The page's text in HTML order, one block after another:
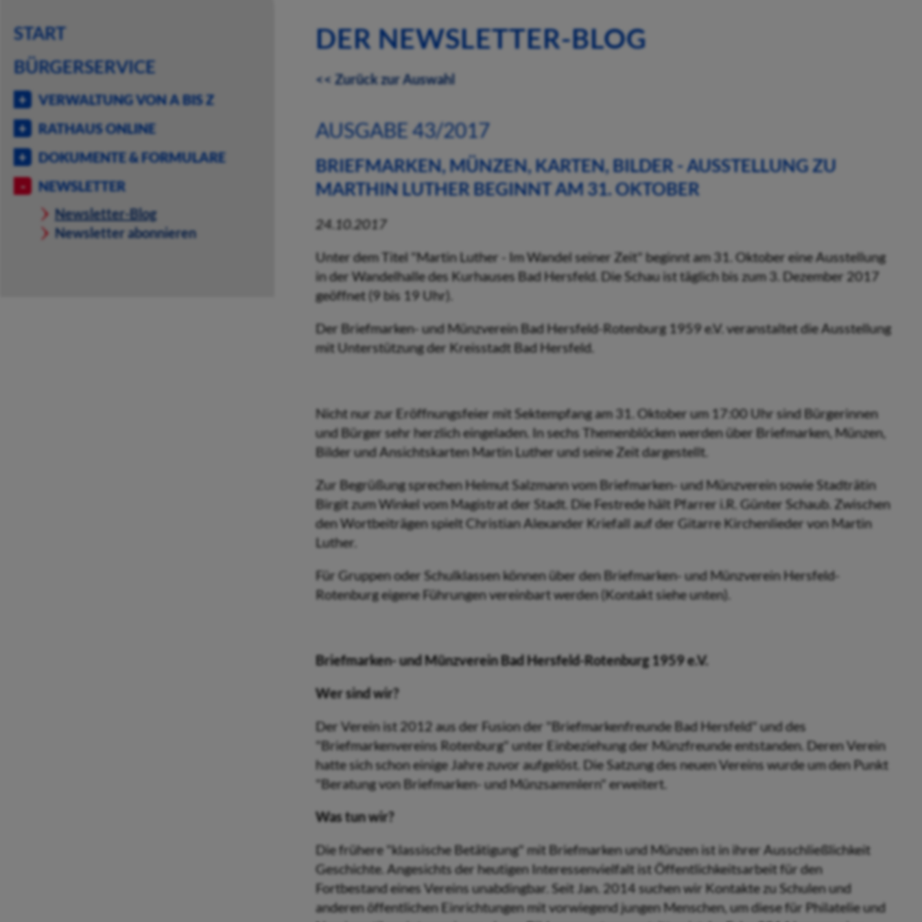
START
BÜRGERSERVICE
VERWALTUNG VON A BIS Z
RATHAUS ONLINE
DOKUMENTE & FORMULARE
NEWSLETTER
Newsletter-Blog
Newsletter abonnieren
DER NEWSLETTER-BLOG
<< Zurück zur Auswahl
AUSGABE 43/2017
BRIEFMARKEN, MÜNZEN, KARTEN, BILDER - AUSSTELLUNG ZU
MARTHIN LUTHER BEGINNT AM 31. OKTOBER
24.10.2017
Unter dem Titel "Martin Luther - Im Wandel seiner Zeit" beginnt am 31. Oktober eine Ausstellung
in der Wandelhalle des Kurhauses Bad Hersfeld. Die Schau ist täglich bis zum 3. Dezember 2017
geöffnet (9 bis 19 Uhr).
Der Briefmarken- und Münzverein Bad Hersfeld-Rotenburg 1959 e.V. veranstaltet die Ausstellung
mit Unterstützung der Kreisstadt Bad Hersfeld.
Nicht nur zur Eröffnungsfeier mit Sektempfang am 31. Oktober um 17:00 Uhr sind Bürgerinnen
und Bürger sehr herzlich eingeladen. In sechs Themenblöcken werden über Briefmarken, Münzen,
Bilder und Ansichtskarten Martin Luther und seine Zeit dargestellt.
Zur Begrüßung sprechen Helmut Salzmann vom Briefmarken- und Münzverein sowie Stadträtin
Birgit zum Winkel vom Magistrat der Stadt. Die Festrede hält Pfarrer i.R. Günter Schaub. Zwischen
den Wortbeiträgen spielt Christian Alexander Kriefall auf der Gitarre Kirchenlieder von Martin
Luther.
Für Gruppen oder Schulklassen können über den Briefmarken- und Münzverein Hersfeld-
Rotenburg eigene Führungen vereinbart werden (Kontakt siehe unten).
Briefmarken- und Münzverein Bad Hersfeld-Rotenburg 1959 e.V.
Wer sind wir?
Der Verein ist 2012 aus der Fusion der "Briefmarkenfreunde Bad Hersfeld" und des
"Briefmarkenvereins Rotenburg" unter Einbeziehung der Münzfreunde entstanden. Deren Verein
hatte sich schon einige Jahre zuvor aufgelöst. Die Satzung des neuen Vereins wurde um den Punkt
"Beratung von Briefmarken- und Münzsammlern" erweitert.
Was tun wir?
Die frühere "klassische Betätigung" mit Briefmarken und Münzen ist in ihrer Ausschließlichkeit
Geschichte. Angesichts der heutigen Interessenvielfalt ist Öffentlichkeitsarbeit für den
Fortbestand eines Vereins unabdingbar. Seit Jan. 2014 suchen wir Kontakte zu Schulen und
anderen öffentlichen Einrichtungen mit vorwiegend jungen Menschen, um diese für Philatelie und